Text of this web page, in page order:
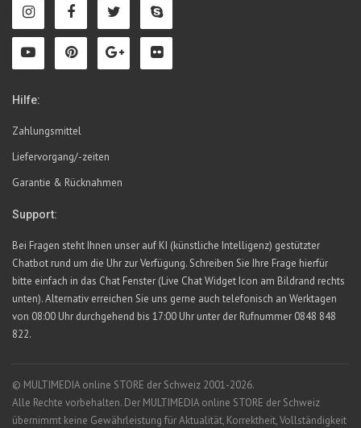
Hilfe:
Zahlungsmittel
Liefervorgang/-zeiten
Garantie & Rücknahmen
Support:
Bei Fragen steht Ihnen unser auf KI (künstliche Intelligenz) gestützter
Chatbot rund um die Uhr zur Verfügung. Schreiben Sie Ihre Frage hierfür
bitte einfach in das Chat Fenster (Live Chat Widget Icon am Bildrand rechts
unten). Alternativ erreichen Sie uns gerne auch telefonisch an Werktagen
von 08:00 Uhr durchgehend bis 17:00 Uhr unter der Rufnummer 0848 848
822.
© MULTIMEDIA online STORE der Schweiz 2001-2026.
Alle Rechte vorbehalten. Der MULTIMEDIA online STORE der Schweiz
übernimmt keine Gewährleistung für Aktualität, Korrektheit, Vollständigkeit